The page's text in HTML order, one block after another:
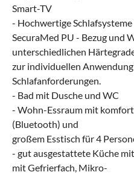
Smart-TV
- Hochwertige
SecuraMed PU - Bezug und
unterschiedlichen
zur individuellen
Schlafanforderungen.
- Bad mit Dusche und WC
- Wohn-Essraum mit
(Bluetooth) und
großem Esstisch für 4
- gut ausgestattete Küche
mit Gefrierfach, Mikro-